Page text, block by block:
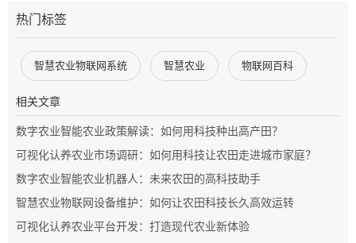
热门标签
智慧农业物联网系统 智慧农业 物联网百科
相关文章
数字农业智能农业政策解读：如何用科技种出高产田？
可视化认养农业市场调研：如何用科技让农田走进城市家庭？
数字农业智能农业机器人：未来农田的高科技助手
智慧农业物联网设备维护：如何让农田科技长久高效运转
可视化认养农业平台开发：打造现代农业新体验